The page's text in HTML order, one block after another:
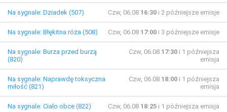
Na sygnale: Dziadek (507) Czw, 06.08 16:30 i 2 późniejsze emisje
Na sygnale: Błękitna róża (508) Czw, 06.08 17:00 i 3 późniejsze emisje
Na sygnale: Burza przed burzą
(820)
Czw, 06.08 17:30 i 1 późniejsza
emisja
Na sygnale: Naprawdę toksyczna
miłość (821)
Czw, 06.08 18:00 i 1 późniejsza
emisja
Na sygnale: Ciało obce (822) Czw, 06.08 18:25 i 1 późniejsza emisja